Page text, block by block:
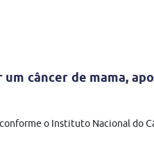
câncer de mama,
o Instituto Nacional do